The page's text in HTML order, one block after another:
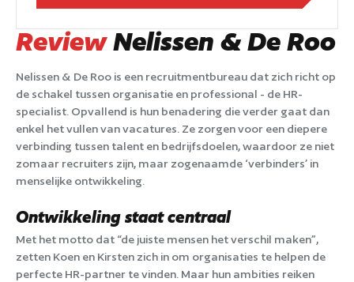
Review Nelissen & De Roo
Nelissen & De Roo is een recruitmentbureau dat zich richt op
de schakel tussen organisatie en professional - de HR-
specialist. Opvallend is hun benadering die verder gaat dan
enkel het vullen van vacatures. Ze zorgen voor een diepere
verbinding tussen talent en bedrijfsdoelen, waardoor ze niet
zomaar recruiters zijn, maar zogenaamde ‘verbinders’ in
menselijke ontwikkeling.
Ontwikkeling staat centraal
Met het motto dat “de juiste mensen het verschil maken”,
zetten Koen en Kirsten zich in om organisaties te helpen de
perfecte HR-partner te vinden. Maar hun ambities reiken